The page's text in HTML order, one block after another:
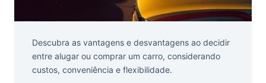
Descubra as vantagens e desvantagens ao decidir
entre alugar ou comprar um carro, considerando
custos, conveniência e flexibilidade.